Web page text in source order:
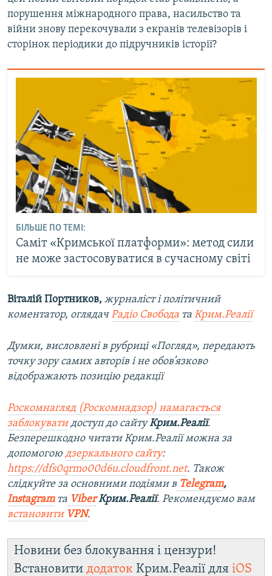
порушення міжнародного права, насильство та
війни знову перекочували з екранів телевізорів і
сторінок періодики до підручників історії?
БІЛЬШЕ ПО ТЕМІ:
Саміт «Кримської платформи»: метод сили
не може застосовуватися в сучасному світі
Віталій Портников, журналіст і політичний
коментатор, оглядачРадіо Свобода та Крим.Реалії
Думки, висловлені в рубриці «Погляд», передають
точку зору самих авторів і не обов’язково
відображають позицію редакції
Роскомнагляд (Роскомнадзор) намагається
заблокуватидоступ до сайтуКрим.Реалії.
Безперешкодно читати Крим.Реалії можна за
допомогою дзеркального сайту:
https://dfs0qrmo00d6u.cloudfront.net. Також
слідкуйте за основними подіями в Telegram,
Instagramта ViberКрим.Реалії. Рекомендуємо вам
встановити VPN.
Новини без блокування і цензури!
Встановити додаток Крим.Реалії для iOS